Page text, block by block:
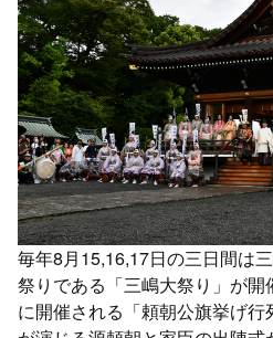
毎年8月15,16,17日の三日間は
祭りである「三嶋大祭り」が
に開催される「頼朝公旗挙げ